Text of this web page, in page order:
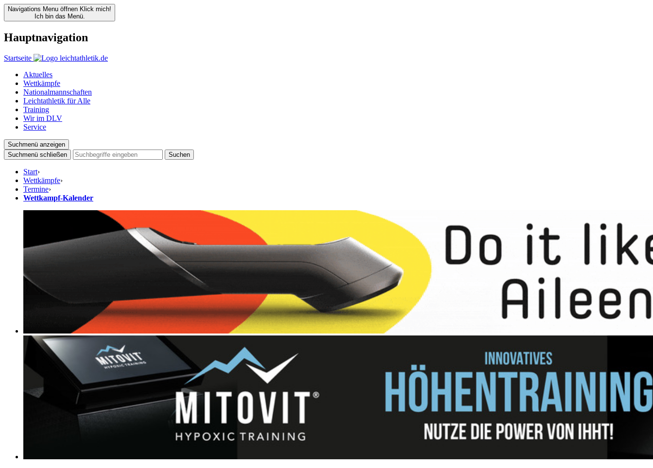
Navigations Menu öffnen Klick mich!
Ich bin das Menü.
Hauptnavigation
Startseite
Aktuelles
Wettkämpfe
Nationalmannschaften
Leichtathletik für Alle
Training
Wir im DLV
Service
Suchmenü anzeigen
Suchmenü schließen
Suchen
Start›
Wettkämpfe›
Termine›
Wettkampf-Kalender